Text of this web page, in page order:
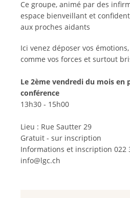
Ce groupe, animé par des
espace bienveillant et
aux proches aidants
Ici venez déposer vos
comme vos forces et surtout
Le 2ème vendredi du mois en
conférence
13h30 - 15h00
Lieu : Rue Sautter 29
Gratuit - sur inscription
Informations et inscription 022
info@lgc.ch